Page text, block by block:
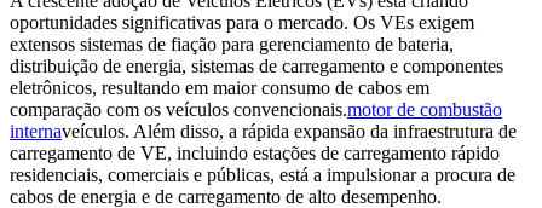
oportunidades significativas para o mercado. Os VEs exigem
extensos sistemas de fiação para gerenciamento de bateria,
distribuição de energia, sistemas de carregamento e componentes
eletrônicos, resultando em maior consumo de cabos em
comparação com os veículos convencionais.motor de combustão
internaveículos. Além disso, a rápida expansão da infraestrutura de
carregamento de VE, incluindo estações de carregamento rápido
residenciais, comerciais e públicas, está a impulsionar a procura de
cabos de energia e de carregamento de alto desempenho.